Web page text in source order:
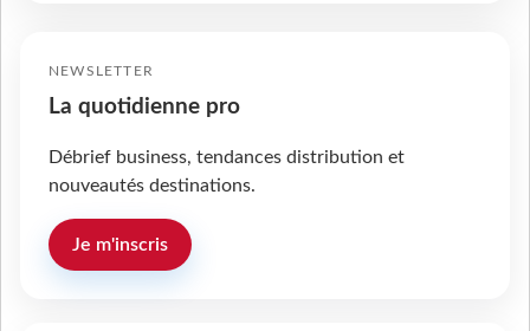
NEWSLETTER
La quotidienne pro
Débrief business, tendances distribution et
nouveautés destinations.
Je m'inscris